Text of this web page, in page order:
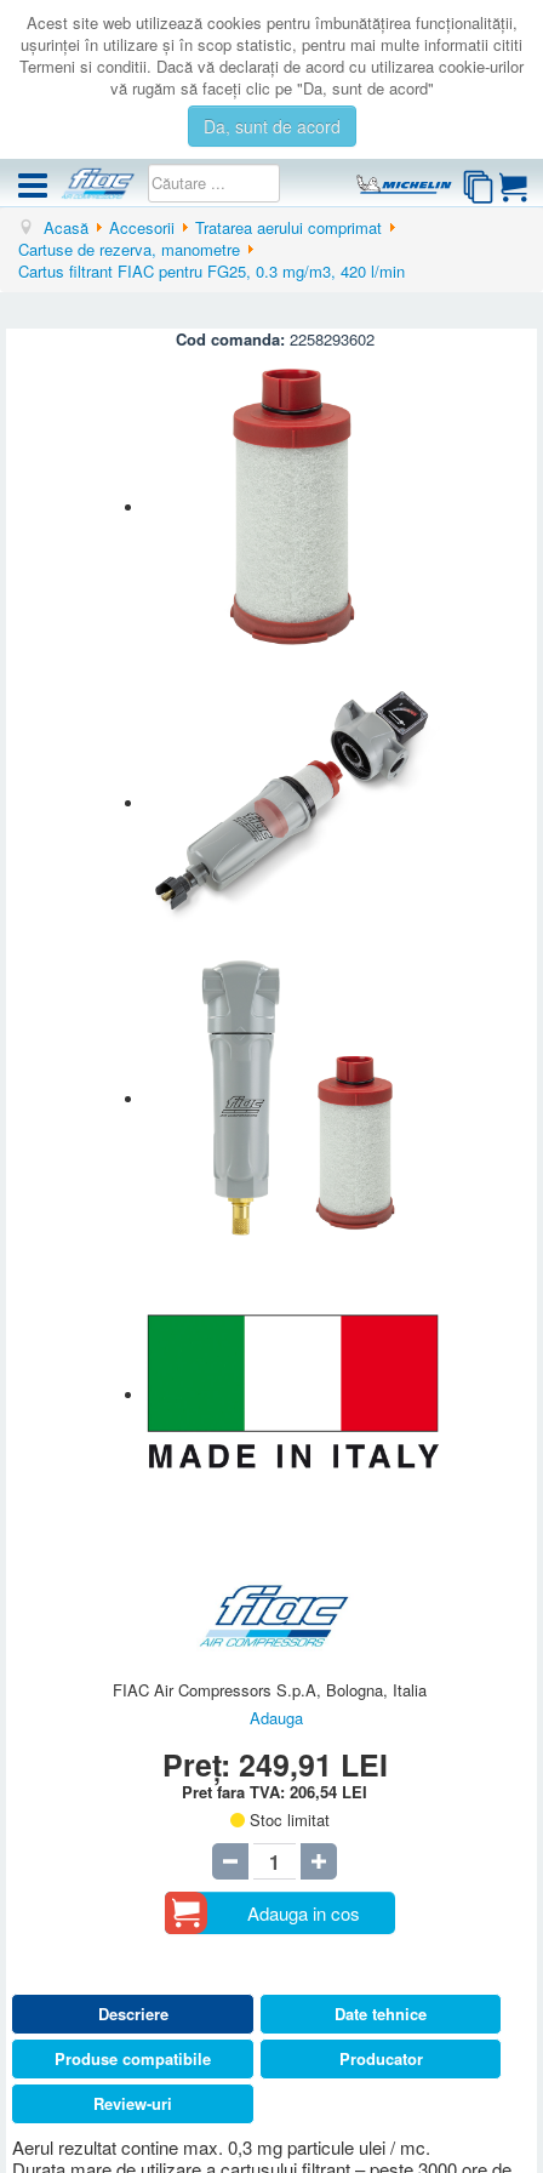
Acest site web utilizează cookies pentru îmbunătăţirea funcţionalităţii,
uşurinţei în utilizare şi în scop statistic, pentru mai multe informatii cititi
Termeni si conditii. Dacă vă declaraţi de acord cu utilizarea cookie-urilor
vă rugăm să faceţi clic pe "Da, sunt de acord"
Da, sunt de acord
COMPRESOARE
ACCESORII
AUTENTIFICARE
Acasă Accesorii
Tratarea aerului comprimat
Cartuse de rezerva, manometre
Cartus filtrant FIAC pentru FG25, 0.3 mg/m3, 420 l/min
Cod comanda: 2258293602
FIAC Air Compressors S.p.A, Bologna, Italia
Adauga
Preț: 249,91 LEI
Pret fara TVA:206,54 LEI
Stoc limitat
Adauga in cos
Descriere
Aerul rezultat contine max. 0,3 mg particule ulei / mc.
Date tehnice
Produse compatibile
Producator
Review-uri